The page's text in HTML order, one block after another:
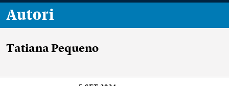
Autori
Tatiana Pequeno